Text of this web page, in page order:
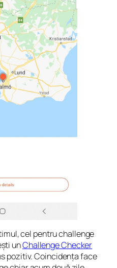
cel pentru challenge
unChallenge Checker
pozitiv. Coincidența face